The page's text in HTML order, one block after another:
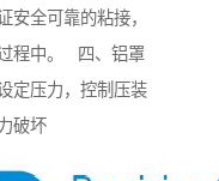
安全可靠的粘接，
程中。 四、铝罩
定压力，控制压装
破坏